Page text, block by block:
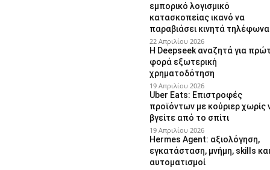
εμπορικό λογισμικό
κατασκοπείας ικανό να
παραβιάσει κινητά τηλέφωνα
22 Απριλίου 2026
Η Deepseek αναζητά για
φορά εξωτερική
χρηματοδότηση
19 Απριλίου 2026
Uber Eats: Επιστροφές
προϊόντων με κούριερ χωρίς
βγείτε από το σπίτι
19 Απριλίου 2026
Hermes Agent: αξιολόγηση,
εγκατάσταση, μνήμη, skills και
αυτοματισμοί